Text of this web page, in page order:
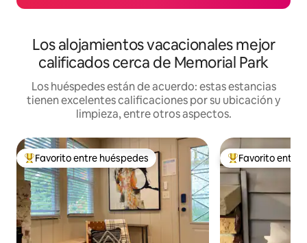
Los alojamientos vacacionales mejor
calificados cerca de Memorial Park
Los huéspedes están de acuerdo: estas estancias
tienen excelentes calificaciones por su ubicación y
limpieza, entre otros aspectos.
De los mejores en Favorito entre huéspedes
Favorito entre huéspedes De los mejores
Favorito entre